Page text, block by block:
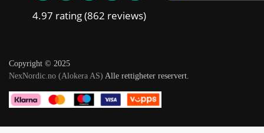
4.97 rating(862 reviews)
Copyright © 2025
NexNordic.no (Alokera AS) Alle rettigheter reservert.